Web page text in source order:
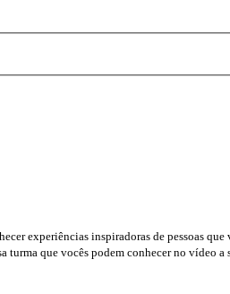
experiências inspiradoras de pessoas
turma que vocês podem conhecer no vídeo a